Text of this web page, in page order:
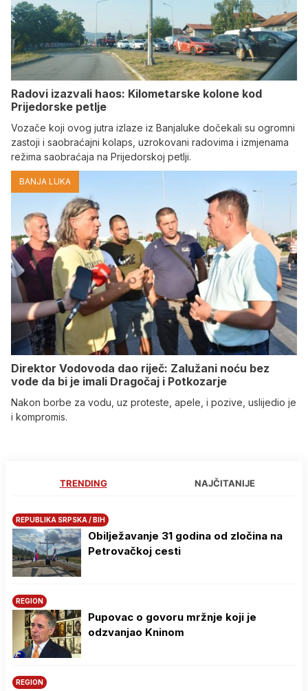
Radovi izazvali haos: Kilometarske kolone kod
Prijedorske petlje
Vozače koji ovog jutra izlaze iz Banjaluke dočekali su ogromni
zastoji i saobraćajni kolaps, uzrokovani radovima i izmjenama
režima saobraćaja na Prijedorskoj petlji.
BANJA LUKA
Direktor Vodovoda dao riječ: Zalužani noću bez
vode da bi je imali Dragočaj i Potkozarje
Nakon borbe za vodu, uz proteste, apele, i pozive, uslijedio je
i kompromis.
TRENDING NAJČITANIJE
REPUBLIKA SRPSKA / BIH
Obilježavanje 31 godina od zločina na
Petrovačkoj cesti
REGION
Pupovac o govoru mržnje koji je
odzvanjao Kninom
REGION